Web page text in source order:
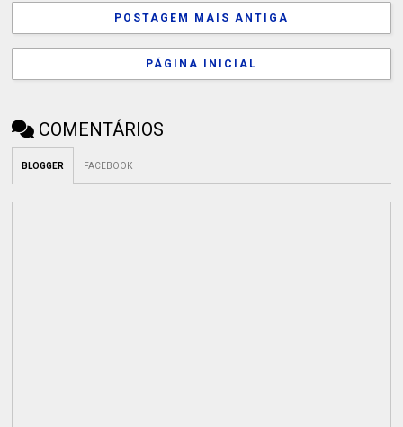
POSTAGEM MAIS ANTIGA
PÁGINA INICIAL
COMENTÁRIOS
BLOGGER FACEBOOK